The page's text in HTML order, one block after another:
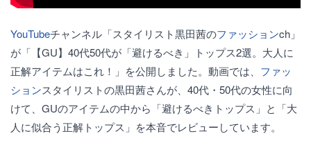
YouTubeチャンネル「スタイリスト黒田茜のファッションch」
が「【GU】40代50代が「避けるべき」トップス2選。大人に
正解アイテムはこれ！」を公開しました。動画では、 ファッ
ションスタイリストの黒田茜さんが、40代・50代の女性に向
けて、GUのアイテムの中から「避けるべきトップス」と「大
人に似合う正解トップス」を本音でレビューしています。